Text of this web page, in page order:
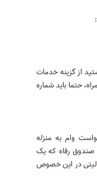
از گزینه خدمات
حتما باید شماره
وام به منزله
صندوق رفاه که یک
در این خصوص